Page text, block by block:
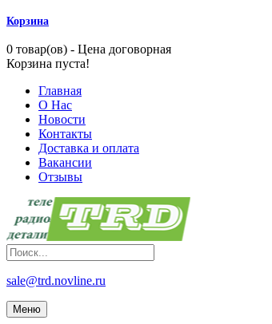
Корзина
0 товар(ов) - Цена договорная
Корзина пуста!
Главная
О Нас
Новости
Контакты
Доставка и оплата
Вакансии
Отзывы
sale@trd.novline.ru
Меню